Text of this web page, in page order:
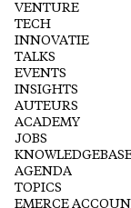
VENTURE
TECH
INNOVATIE
TALKS
EVENTS
INSIGHTS
AUTEURS
ACADEMY
JOBS
AGENDA
TOPICS
EMERCE